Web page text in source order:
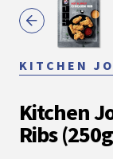
KITCHEN
Kitchen
Ribs